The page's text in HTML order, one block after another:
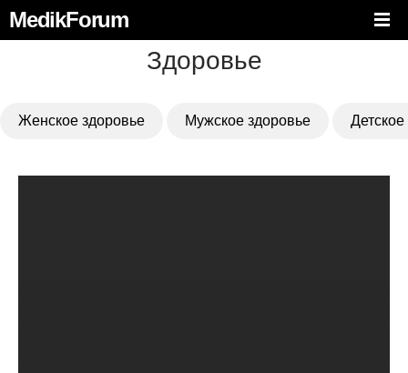
MedikForum
Здоровье
Женское здоровье Мужское здоровье